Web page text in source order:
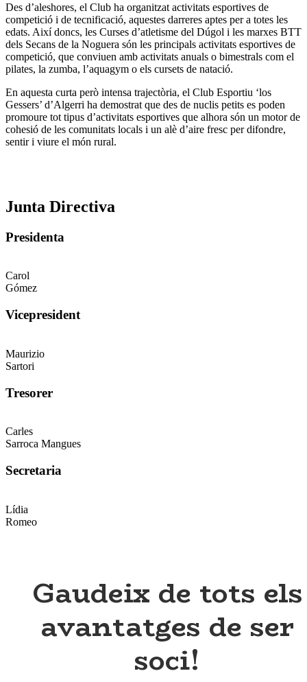
Des d’aleshores, el Club ha organitzat activitats esportives de
competició i de tecnificació, aquestes darreres aptes per a totes les
edats. Així doncs, les Curses d’atletisme del Dúgol i les marxes BTT
dels Secans de la Noguera són les principals activitats esportives de
competició, que conviuen amb activitats anuals o bimestrals com el
pilates, la zumba, l’aquagym o els cursets de natació.
En aquesta curta però intensa trajectòria, el Club Esportiu ‘los
Gessers’ d’Algerri ha demostrat que des de nuclis petits es poden
promoure tot tipus d’activitats esportives que alhora són un motor de
cohesió de les comunitats locals i un alè d’aire fresc per difondre,
sentir i viure el món rural.
Junta Directiva
Presidenta
Carol
Gómez
Vicepresident
Maurizio
Sartori
Tresorer
Carles
Sarroca Mangues
Secretaria
Lídia
Romeo
Gaudeix de tots els
avantatges de ser
soci!